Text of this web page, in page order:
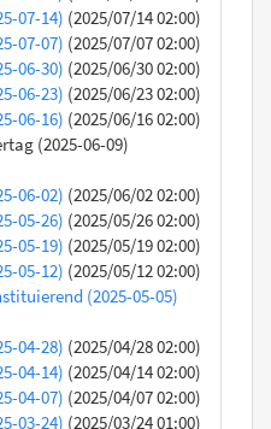
07-14) (2025/07/14 02:00)
07-07) (2025/07/07 02:00)
06-30) (2025/06/30 02:00)
06-23) (2025/06/23 02:00)
06-16) (2025/06/16 02:00)
(2025-06-09)
06-02) (2025/06/02 02:00)
05-26) (2025/05/26 02:00)
05-19) (2025/05/19 02:00)
05-12) (2025/05/12 02:00)
(2025-05-05)
04-28) (2025/04/28 02:00)
04-14) (2025/04/14 02:00)
04-07) (2025/04/07 02:00)
03-24) (2025/03/24 01:00)